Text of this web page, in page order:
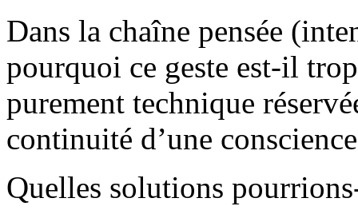
Dans la chaîne pensée
pourquoi ce geste est-il
purement technique
continuité d’une
Quelles solutions